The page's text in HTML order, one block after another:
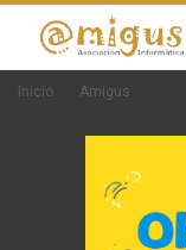
Inicio Amigus